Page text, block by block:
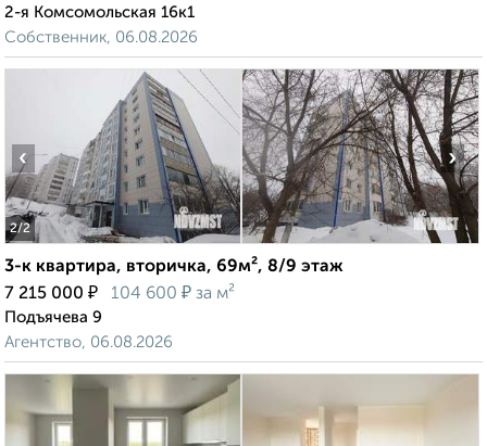
2-я Комсомольская 16к1
Собственник, 06.08.2026
2/2
‹ ›
3-к квартира, вторичка, 69м², 8/9 этаж
7 215 000 ₽ 104 600 ₽ за м²
Подъячева 9
Агентство, 06.08.2026